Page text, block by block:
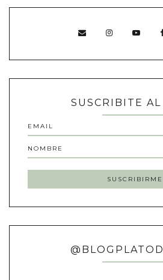
SUSCRIBITE AL